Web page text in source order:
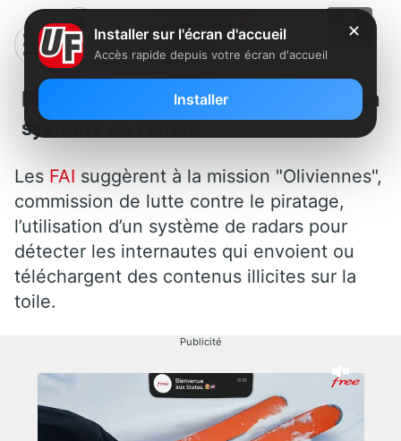
Piratage : les FAI suggèrent un
système de radars
Les FAI suggèrent à la mission "Oliviennes",
commission de lutte contre le piratage,
l’utilisation d’un système de radars pour
détecter les internautes qui envoient ou
téléchargent des contenus illicites sur la
toile.
Publicité
✕
Installer sur l'écran d'accueil
Accès rapide depuis votre écran d'accueil
Installer